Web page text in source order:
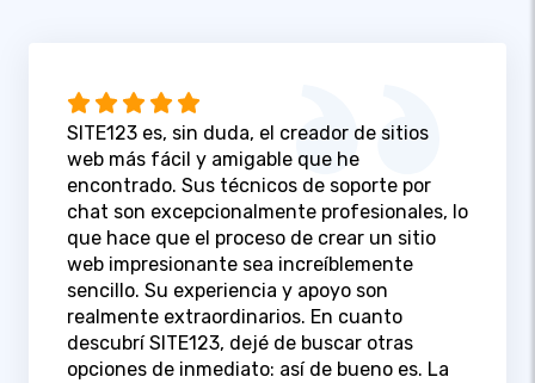
SITE123 es, sin duda, el creador de sitios
web más fácil y amigable que he
encontrado. Sus técnicos de soporte por
chat son excepcionalmente profesionales, lo
que hace que el proceso de crear un sitio
web impresionante sea increíblemente
sencillo. Su experiencia y apoyo son
realmente extraordinarios. En cuanto
descubrí SITE123, dejé de buscar otras
opciones de inmediato: así de bueno es. La